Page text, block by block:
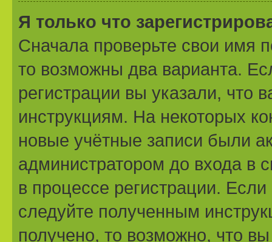
Я только что
Сначала проверьте свои имя
то возможны два варианта.
регистрации вы указали, что
инструкциям. На некоторых
новые учётные записи были
администратором до входа в
в процессе регистрации.
следуйте полученным
получено, то возможно, что